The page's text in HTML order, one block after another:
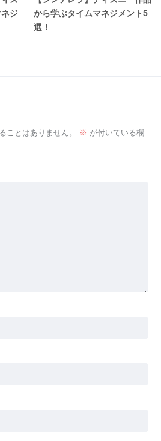
ジ
から学ぶタイムマネジメント5
選！
ことはありません。 ※ が付いている欄